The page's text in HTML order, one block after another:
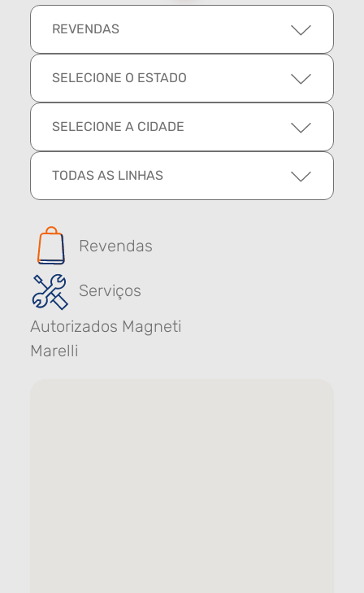
REVENDAS
SELECIONE O ESTADO
SELECIONE A CIDADE
TODAS AS LINHAS
Revendas
Serviços
Autorizados Magneti
Marelli